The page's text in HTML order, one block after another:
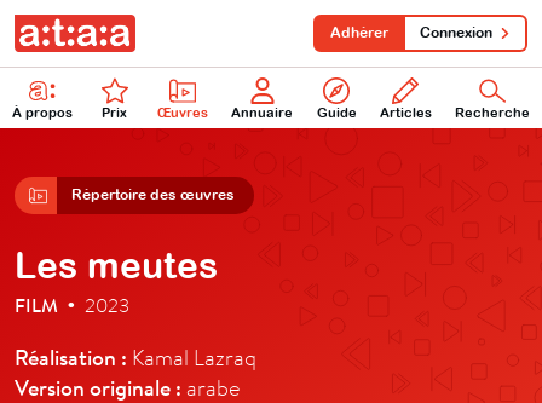
À propos Prix Œuvres Annuaire Guide Articles Recherche
Adhérer Connexion
Répertoire des œuvres
Les meutes
FILM • 2023
Réalisation : Kamal Lazraq
Version originale : arabe